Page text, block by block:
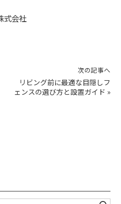
式会社
次の記事へ
リビング前に最適な目隠しフ
ェンスの選び方と設置ガイド »